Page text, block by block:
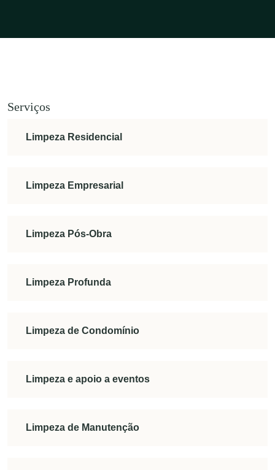
Serviços
Limpeza Residencial
Limpeza Empresarial
Limpeza Pós-Obra
Limpeza Profunda
Limpeza de Condomínio
Limpeza e apoio a eventos
Limpeza de Manutenção